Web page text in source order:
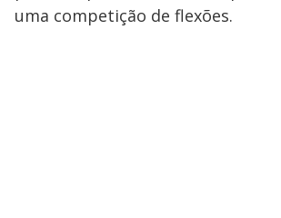
uma competição de flexões.